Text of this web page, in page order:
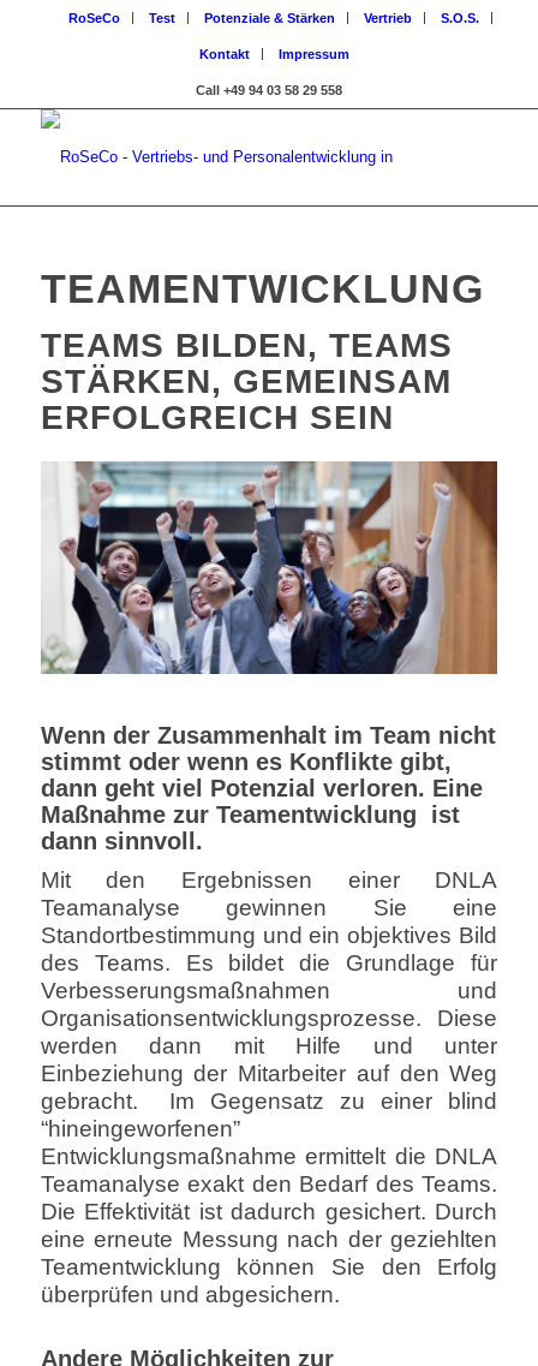
RoSeCo Test Potenziale & Stärken Vertrieb S.O.S.
Kontakt Impressum
Call +49 94 03 58 29 558
TEAMENTWICKLUNG
TEAMS BILDEN, TEAMS
STÄRKEN, GEMEINSAM
ERFOLGREICH SEIN
Wenn der Zusammenhalt im Team nicht
stimmt oder wenn es Konflikte gibt,
dann geht viel Potenzial verloren. Eine
Maßnahme zur Teamentwicklung ist
dann sinnvoll.
Mit den Ergebnissen einer DNLA
Teamanalyse gewinnen Sie eine
Standortbestimmung und ein objektives Bild
des Teams. Es bildet die Grundlage für
Verbesserungsmaßnahmen und
Organisationsentwicklungsprozesse. Diese
werden dann mit Hilfe und unter
Einbeziehung der Mitarbeiter auf den Weg
gebracht. Im Gegensatz zu einer blind
“hineingeworfenen”
Entwicklungsmaßnahme ermittelt die DNLA
Teamanalyse exakt den Bedarf des Teams.
Die Effektivität ist dadurch gesichert. Durch
eine erneute Messung nach der geziehlten
Teamentwicklung können Sie den Erfolg
überprüfen und abgesichern.
Andere Möglichkeiten zur